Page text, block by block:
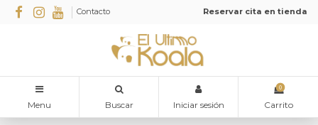
Contacto Reservar cita en tienda
Menu Buscar Iniciar sesión
0
Carrito